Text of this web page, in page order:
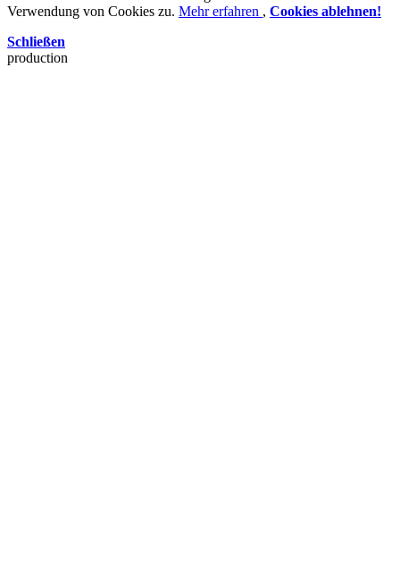
Verwendung von Cookies zu. Mehr erfahren , Cookies ablehnen!
Schließen
production